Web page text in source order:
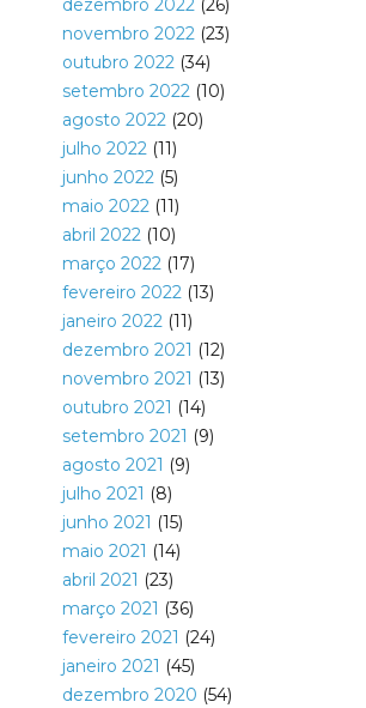
dezembro 2022(26)
novembro 2022(23)
outubro 2022(34)
setembro 2022(10)
agosto 2022(20)
julho 2022(11)
junho 2022(5)
maio 2022(11)
abril 2022(10)
março 2022(17)
fevereiro 2022(13)
janeiro 2022(11)
dezembro 2021 (12)
novembro 2021 (13)
outubro 2021 (14)
setembro 2021 (9)
agosto 2021 (9)
julho 2021 (8)
junho 2021 (15)
maio 2021 (14)
abril 2021 (23)
março 2021 (36)
fevereiro 2021 (24)
janeiro 2021 (45)
dezembro 2020 (54)